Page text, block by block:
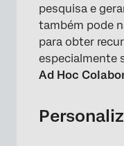
pesquisa e
também pode
para obter
especialmente
Ad Hoc